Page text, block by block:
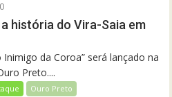
0
história do Vira-Saia em
da Coroa” será lançado na
Preto....
Ouro Preto